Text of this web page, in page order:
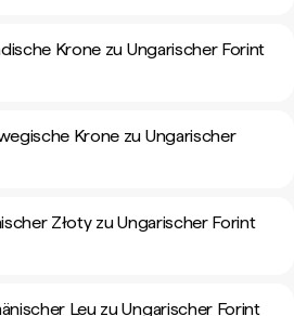
Krone zu Ungarischer Forint
Krone zu Ungarischer
Złoty zu Ungarischer Forint
Leu zu Ungarischer Forint